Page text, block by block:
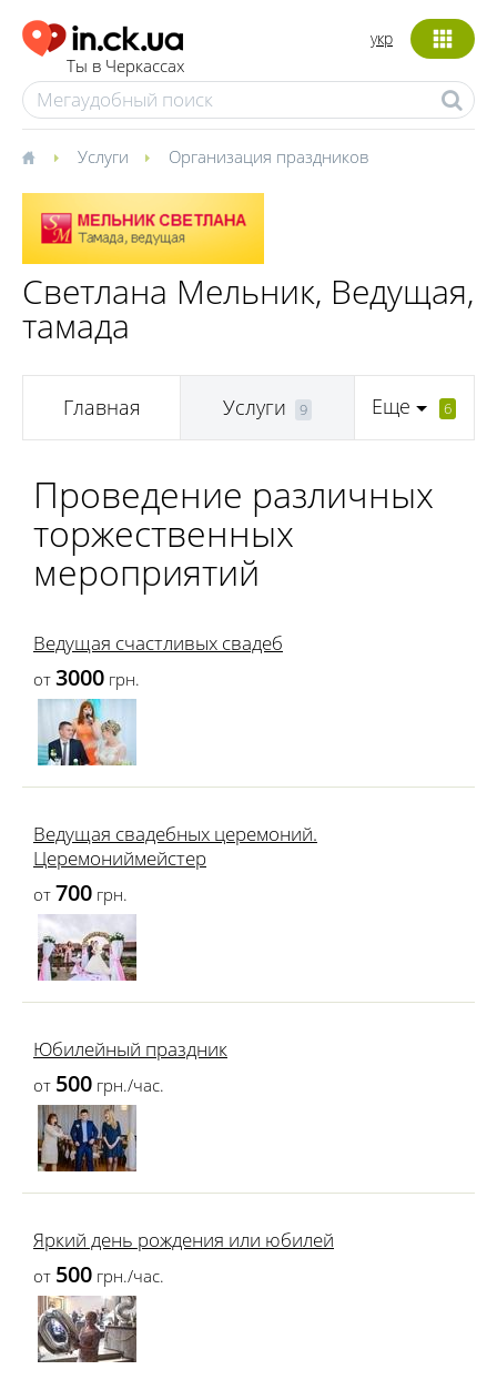
Ты в Черкассах
укр
Услуги Организация праздников
Светлана Мельник, Ведущая,
тамада
Главная Услуги 9 Еще 6
Проведение различных
торжественных
мероприятий
Ведущая счастливых свадеб
от 3000 грн.
Ведущая свадебных церемоний.
Церемониймейстер
от 700 грн.
Юбилейный праздник
от 500 грн./час.
Яркий день рождения или юбилей
от 500 грн./час.